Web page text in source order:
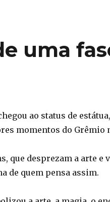
uma
ao status de
momentos do Grêmio
que desprezam a arte
de quem pensa assim.